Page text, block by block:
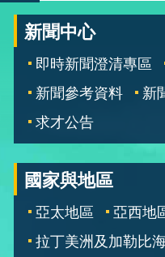
新聞中心
即時新聞澄清專區
新聞參考資料
新
求才公告
國家與地區
亞太地區 亞西地
拉丁美洲及加勒比